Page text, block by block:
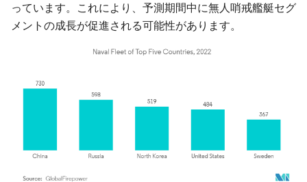
っています。これにより、予測期間中に無人哨戒艦艇セグ
メントの成長が促進される可能性があります。